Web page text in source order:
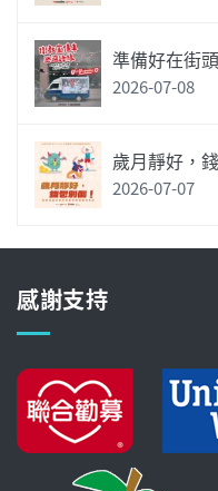
準備好在街
2026-07-08
歲月靜好，
2026-07-07
感謝支持